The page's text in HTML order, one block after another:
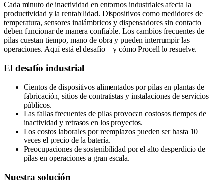
Cada minuto de inactividad en entornos industriales afecta la
productividad y la rentabilidad. Dispositivos como medidores de
temperatura, sensores inalámbricos y dispensadores sin contacto
deben funcionar de manera confiable. Los cambios frecuentes de
pilas cuestan tiempo, mano de obra y pueden interrumpir las
operaciones. Aquí está el desafío—y cómo Procell lo resuelve.
El desafío industrial
Cientos de dispositivos alimentados por pilas en plantas de
fabricación, sitios de contratistas y instalaciones de servicios
públicos.
Las fallas frecuentes de pilas provocan costosos tiempos de
inactividad y retrasos en los proyectos.
Los costos laborales por reemplazos pueden ser hasta 10
veces el precio de la batería.
Preocupaciones de sostenibilidad por el alto desperdicio de
pilas en operaciones a gran escala.
Nuestra solución